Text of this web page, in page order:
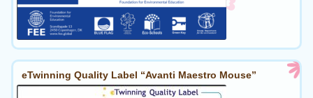
eTwinning Quality Label “Avanti Maestro Mouse”